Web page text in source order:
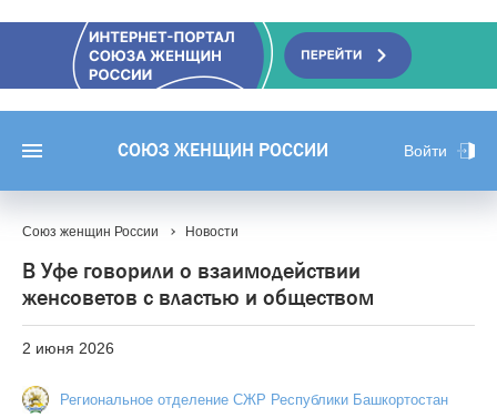
СОЮЗ ЖЕНЩИН РОССИИ Войти
Союз женщин России Новости
В Уфе говорили о взаимодействии
женсоветов с властью и обществом
2 июня 2026
Региональное отделение СЖР Республики Башкортостан